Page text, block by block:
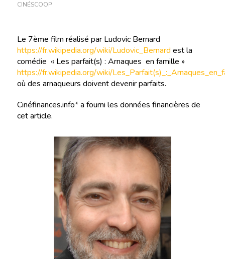
CINÉSCOOP
Le 7ème film réalisé par Ludovic Bernard
https://fr.wikipedia.org/wiki/Ludovic_Bernard est la
comédie « Les parfait(s) : Arnaques en famille »
https://fr.wikipedia.org/wiki/
où des arnaqueurs doivent devenir parfaits.
Cinéfinances.info* a fourni les données financières de
cet article.